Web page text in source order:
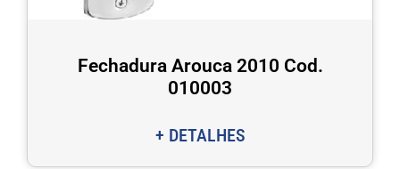
Fechadura Arouca 2010 Cod.
010003
+ DETALHES